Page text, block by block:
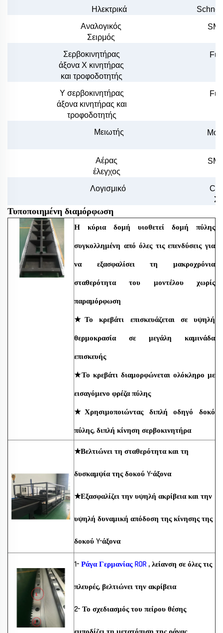
Ηλεκτρικά
Αναλογικός
Σειρμός
Σερβοκινητήρας
άξονα X κινητήρας
και τροφοδοτητής
Υ σερβοκινητήρας
άξονα κινητήρας και
τροφοδοτητής
Μειωτής
Αέρας
έλεγχος
Λογισμικό
Τυποποιημένη διαμόρφωση
Η κύρια δομή υιοθετεί δομή πύλης
συγκολλημένη από όλες τις επενδύσεις για
να εξασφαλίσει τη μακροχρόνια
σταθερότητα του μοντέλου χωρίς
παραμόρφωση
★Το κρεβάτι επισκευάζεται σε υψηλή
θερμοκρασία σε μεγάλη καμινάδα
επισκευής
★Το κρεβάτι διαμορφώνεται ολόκληρο με
εισαγόμενο φρέζα πύλης
★Χρησιμοποιώντας διπλή οδηγό δοκό
πύλης, διπλή κίνηση σερβοκινητήρα
★Βελτιώνει τη σταθερότητα και τη
δυσκαμψία της δοκού Y-άξονα
★Εξασφαλίζει την υψηλή ακρίβεια και την
υψηλή δυναμική απόδοση της κίνησης της
δοκού Y-άξονα
1- Ράγα Γερμανίας ROR , λείανση σε όλες τις
πλευρές, βελτιώνει την ακρίβεια
2- Το σχεδιασμός του πείρου θέσης